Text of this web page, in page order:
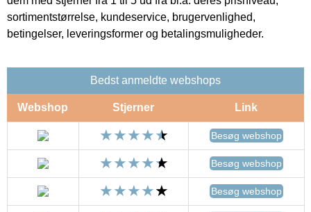
sortimentstørrelse, kundeservice, brugervenlighed,
betingelser, leveringsformer og betalingsmuligheder.
Bedst anmeldte webshops
Webshop Stjerner Link
Besøg webshop
Besøg webshop
Besøg webshop